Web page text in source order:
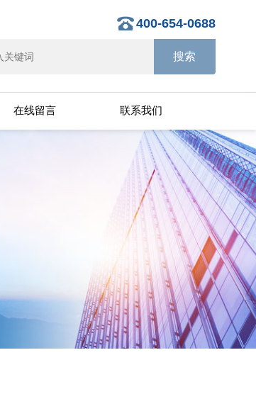
400-654-0688
在线留言 联系我们